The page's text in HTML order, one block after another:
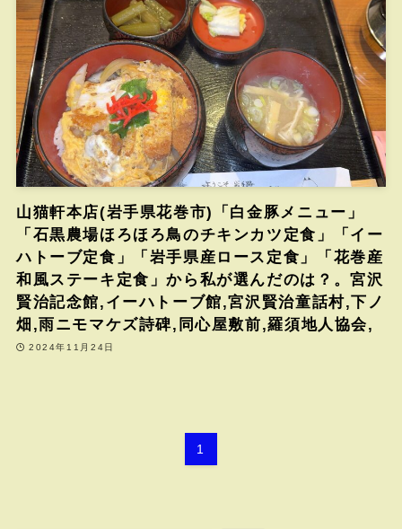
山猫軒本店(岩手県花巻市)「白金豚メニュー」
「石黒農場ほろほろ鳥のチキンカツ定食」「イー
ハトーブ定食」「岩手県産ロース定食」「花巻産
和風ステーキ定食」から私が選んだのは？。宮沢
賢治記念館,イーハトーブ館,宮沢賢治童話村,下ノ
畑,雨ニモマケズ詩碑,同心屋敷前,羅須地人協会,
2024年11月24日
1